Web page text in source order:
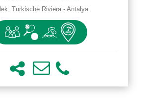
Türkische Riviera - Antalya